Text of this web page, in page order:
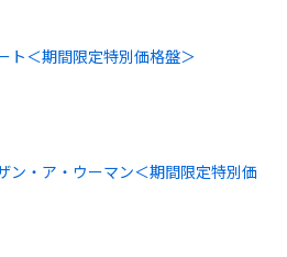
ト＜期間限定特別価格盤＞
ン・ア・ウーマン＜期間限定特別価